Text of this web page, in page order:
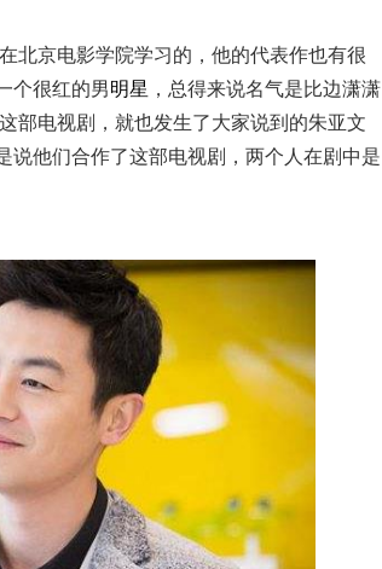
北京电影学院学习的，他的代表作也有很
个很红的男明星 ，总得来说名气是比边潇潇
部电视剧，就也发生了大家说到的朱亚文
说他们合作了这部电视剧，两个人在剧中是